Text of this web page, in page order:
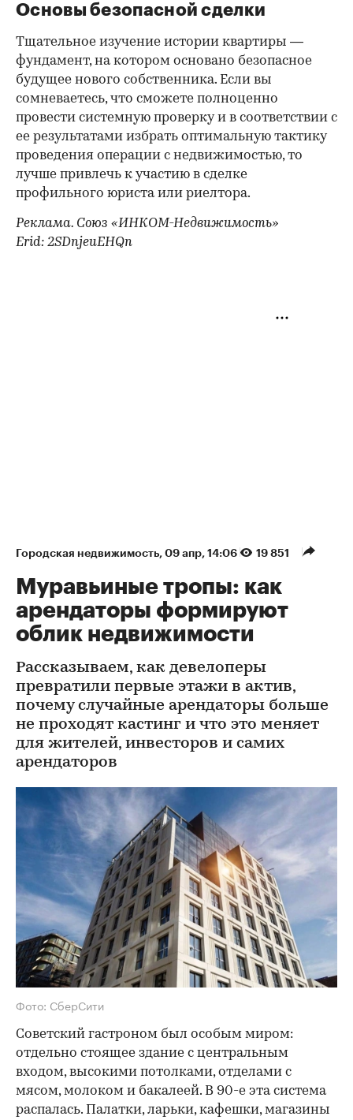
Основы безопасной сделки
Тщательное изучение истории квартиры —
фундамент, на котором основано безопасное
будущее нового собственника. Если вы
сомневаетесь, что сможете полноценно
провести системную проверку и в соответствии с
ее результатами избрать оптимальную тактику
проведения операции с недвижимостью, то
лучше привлечь к участию в сделке
профильного юриста или риелтора.
Реклама. Союз «ИНКОМ-Недвижимость»
Erid: 2SDnjeuEHQn
Городская недвижимость 09 апр, 14:06 19 851
Муравьиные тропы: как
арендаторы формируют
облик недвижимости
Рассказываем, как девелоперы
превратили первые этажи в актив,
почему случайные арендаторы больше
не проходят кастинг и что это меняет
для жителей, инвесторов и самих
арендаторов
Фото: СберСити
Советский гастроном был особым миром:
отдельно стоящее здание с центральным
входом, высокими потолками, отделами с
мясом, молоком и бакалеей. В 90-е эта система
распалась. Палатки, ларьки, кафешки, магазины